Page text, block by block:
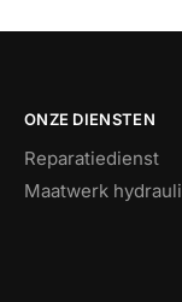
ONZE DIENSTEN
Reparatiedienst
Maatwerk